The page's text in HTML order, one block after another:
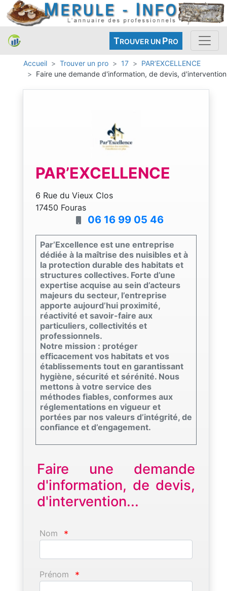
TROUVER UN PRO
Accueil Trouver un pro 17
PAR’EXCELLENCE
Faire une demande d'information, de devis, d'intervention
PAR’EXCELLENCE
6 Rue du Vieux Clos
17450 Fouras
06 16 99 05 46
Par’Excellence est une entreprise
dédiée à la maîtrise des nuisibles et à
la protection durable des habitats et
structures collectives. Forte d’une
expertise acquise au sein d’acteurs
majeurs du secteur, l’entreprise
apporte aujourd’hui proximité,
réactivité et savoir-faire aux
particuliers, collectivités et
professionnels.
Notre mission : protéger
efficacement vos habitats et vos
établissements tout en garantissant
hygiène, sécurité et sérénité. Nous
mettons à votre service des
méthodes fiables, conformes aux
réglementations en vigueur et
portées par nos valeurs d’intégrité, de
confiance et d’engagement.
Faire une demande
d'information, de devis,
d'intervention...
Nom *
Prénom *